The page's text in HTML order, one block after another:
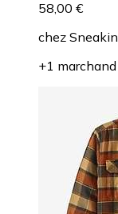
58,00 €
chez Sneakin
+1 marchand